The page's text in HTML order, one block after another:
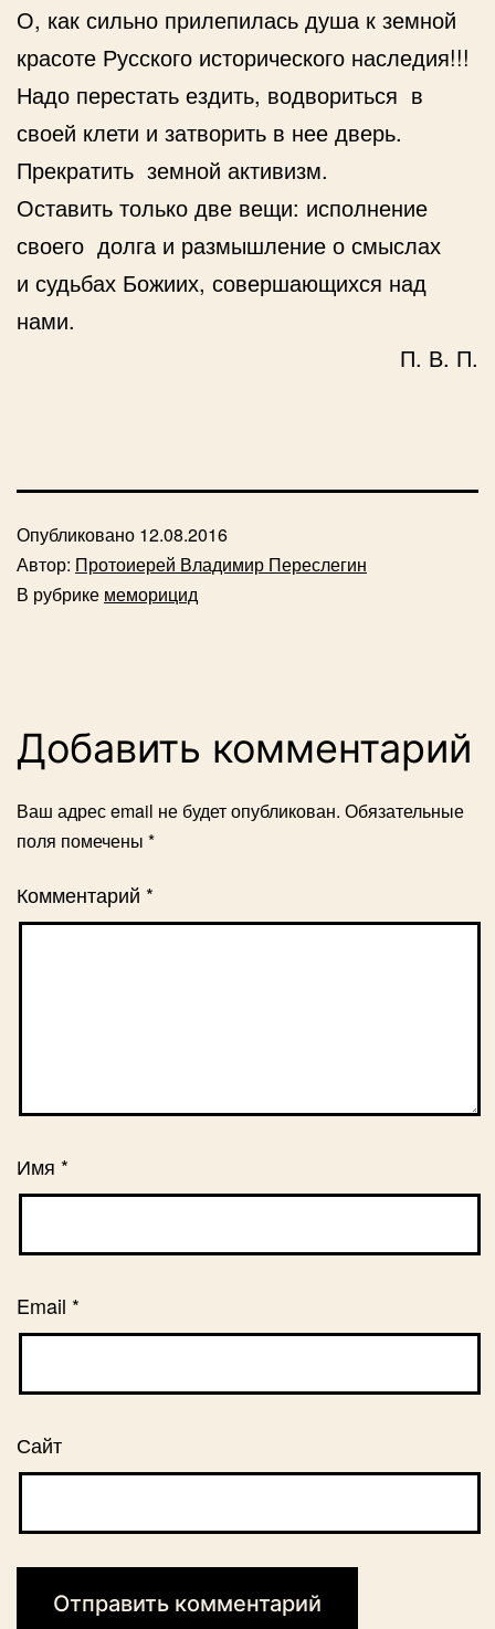
О, как сильно прилепилась душа к земной
красоте Русского исторического наследия!!!
Надо перестать ездить, водвориться в
своей клети и затворить в нее дверь.
Прекратить земной активизм.
Оставить только две вещи: исполнение
своего долга и размышление о смыслах
и судьбах Божиих, совершающихся над
нами.
П. В. П.
Опубликовано 12.08.2016
Автор: Протоиерей Владимир Переслегин
В рубрике меморицид
Добавить комментарий
Ваш адрес email не будет опубликован. Обязательные
поля помечены *
Комментарий *
Имя *
Email *
Сайт